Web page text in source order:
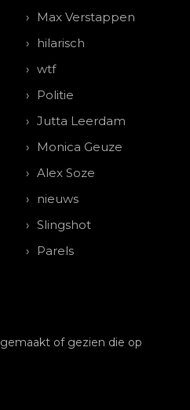
Max Verstappen
hilarisch
wtf
Politie
Jutta Leerdam
Monica Geuze
Alex Soze
nieuws
Slingshot
Parels
of gezien die op